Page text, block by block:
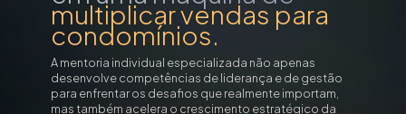
multiplicar vendas para
condomínios.
A mentoria individual especializada não apenas
desenvolve competências de liderança e de gestão
para enfrentar os desafios que realmente importam,
mas também acelera o crescimento estratégico da